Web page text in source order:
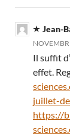
Jean-
Il suffit
effet.
juillet-
https://